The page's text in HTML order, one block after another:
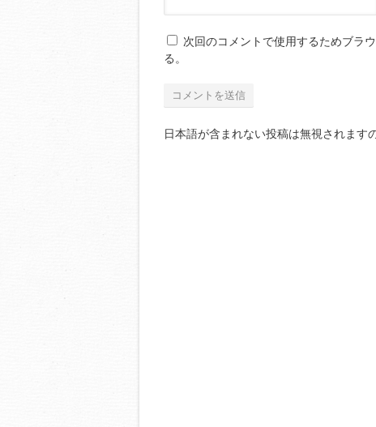
次回のコメントで使用するためブラ
る。
日本語が含まれない投稿は無視されます